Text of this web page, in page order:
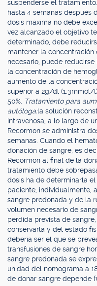
suspenderse el
hasta 4 semanas después
dosis máxima no debe
vez alcanzado el objetivo
determinado, debe
mantener la concentración
necesario, puede
la concentración de
aumento de la
superior a 2g/dl (1,3mmol/
50%. Tratamiento para
autóloga:la solución
intravenosa, a lo largo de
Recormon se administra
semanas. Cuando el
donación de sangre, es
Recormon al final de la
tratamiento debe
dosis ha de determinarla
paciente, individualmente,
sangre predonada y de la
volumen necesario de
pérdida prevista de
conservarla y del estado
debería ser el que se
transfusiones de sangre
sangre predonada se
unidad del nomograma a
de donar sangre depende